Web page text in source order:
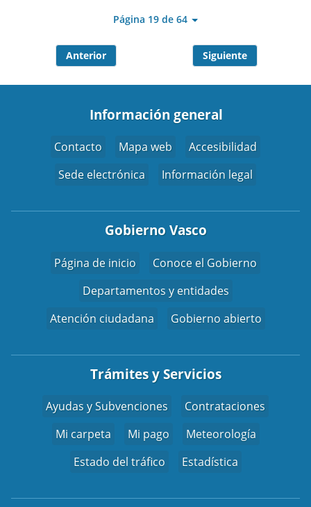
Página 19 de 64
Anterior Siguiente
Información general
Contacto Mapa web
Accesibilidad
Sede electrónica
Información legal
Gobierno Vasco
Página de inicio
Conoce el Gobierno
Departamentos y entidades
Atención ciudadana
Gobierno abierto
Trámites y Servicios
Ayudas y Subvenciones
Contrataciones
Mi carpeta
Mi pago
Meteorología
Estado del tráfico
Estadística